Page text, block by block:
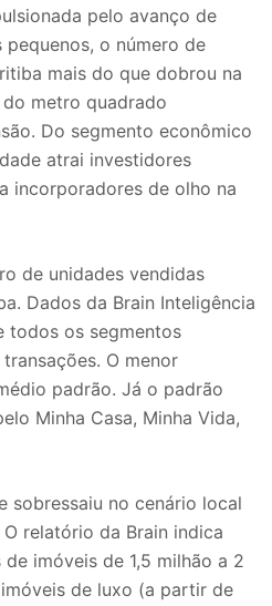
pelo avanço de
o número de
mais do que dobrou na
metro quadrado
Do segmento econômico
atrai investidores
incorporadores de olho na
de unidades vendidas
Dados da Brain Inteligência
todos os segmentos
O menor
padrão. Já o padrão
Minha Casa, Minha Vida,
sobressaiu no cenário local
relatório da Brain indica
imóveis de 1,5 milhão a 2
de luxo (a partir de